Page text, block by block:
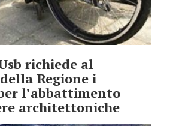
richiede al
Regione i
l’abbattimento
architettoniche